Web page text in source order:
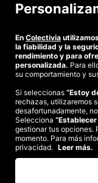
En el caso de producirse
comunique debidamente
oposición, en los terminos
Axpe 11, 2D - 202. 48950 -
Términos y
En Colectivia
la fiabilidad y la
rendimiento y para
personalizada. Para
su comportamiento y
Si seleccionas “Estoy
rechazas, utilizaremos
desafortunadamente,
Selecciona
gestionar tus opciones.
momento. Para más
privacidad. Leer más.